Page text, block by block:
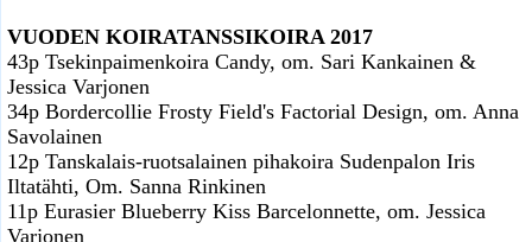
VUODEN KOIRATANSSIKOIRA 2017
43p Tsekinpaimenkoira Candy, om. Sari Kankainen &
Jessica Varjonen
34p Bordercollie Frosty Field's Factorial Design, om. Anna
Savolainen
12p Tanskalais-ruotsalainen pihakoira Sudenpalon Iris
Iltatähti, Om. Sanna Rinkinen
11p Eurasier Blueberry Kiss Barcelonnette, om. Jessica
Varjonen